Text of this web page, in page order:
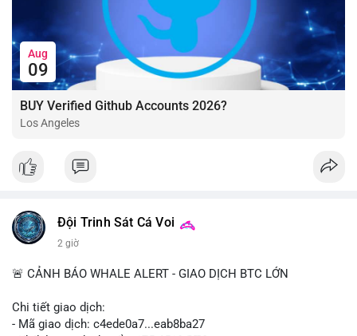
Aug
09
BUY Verified Github Accounts 2026?
Los Angeles
Đội Trinh Sát Cá Voi
2 giờ
🚨 CẢNH BÁO WHALE ALERT - GIAO DỊCH BTC LỚN
Chi tiết giao dịch:
- Mã giao dịch: c4ede0a7...eab8ba27